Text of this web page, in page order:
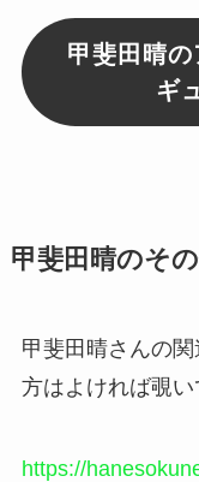
甲斐田晴
ギ
甲斐田晴のそ
甲斐田晴さんの
方はよければ覗
https://